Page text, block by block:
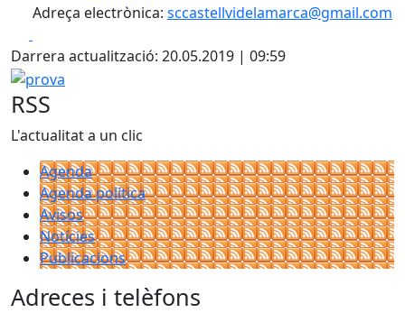
Adreça electrònica: sccastellvidelamarca@gmail.com
Darrera actualització: 20.05.2019 | 09:59
prova
RSS
L'actualitat a un clic
Agenda
Agenda política
Avisos
Notícies
Publicacions
Adreces i telèfons